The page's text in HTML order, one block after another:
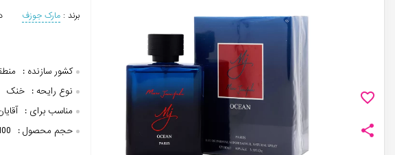
برند : مارک جوزف
کشور سازنده :
نوع رایحه : خنک
مناسب برای :
حجم محصول :
100